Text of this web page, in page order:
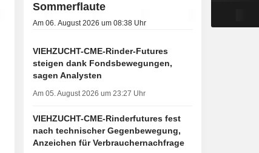
Sommerflaute
Am 06. August 2026 um 08:38 Uhr
VIEHZUCHT-CME-Rinder-Futures
steigen dank Fondsbewegungen,
sagen Analysten
Am 05. August 2026 um 23:27 Uhr
VIEHZUCHT-CME-Rinderfutures fest
nach technischer Gegenbewegung,
Anzeichen für Verbrauchernachfrage